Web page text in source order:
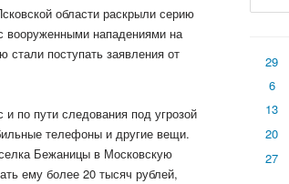
области раскрыли серию
вооруженными нападениями на
стали поступать заявления от
по пути следования под угрозой
телефоны и другие вещи.
Бежаницы в Московскую
ему более 20 тысяч рублей,
29
6
13
20
27